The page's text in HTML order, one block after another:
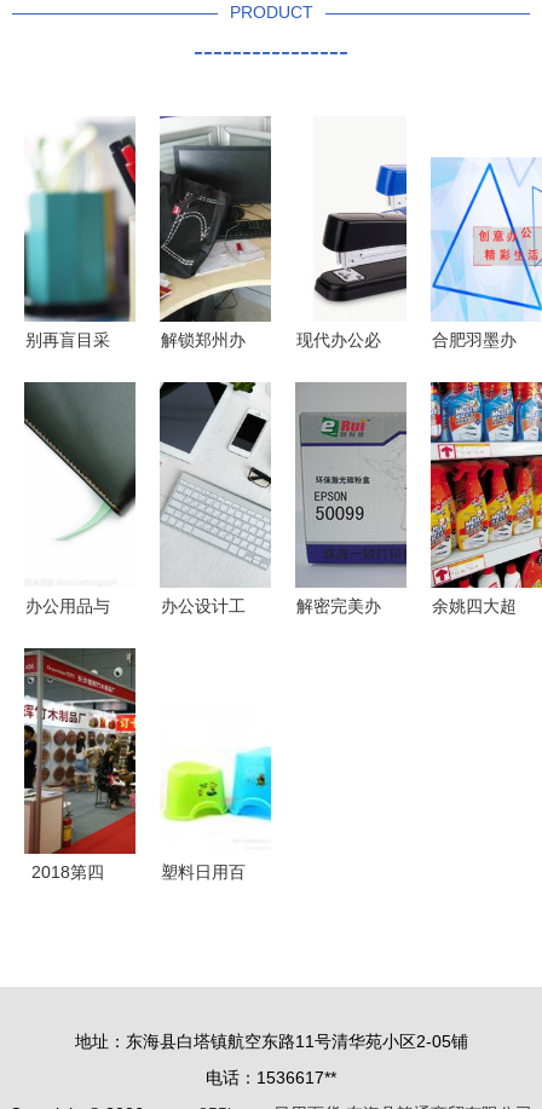
PRODUCT
----------------
别再盲目采
大学问
解锁郑州办
与日用百货
市场的商机
现代办公必
建与管理您
的办公用品
产品库
合肥羽墨办
办公文体用
品与家具设
备服务平台
办公用品与
跨界融合的
边缘地带
办公设计工
创意素材
解密完美办
余姚四大超
2018第四
品板块成为
塑料日用百
地址：东海县白塔镇航空东路11号清华苑小区2-05铺
电话：1536617**